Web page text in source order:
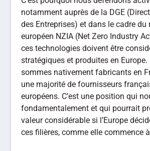
fondamentalement et qui pourrait
valeur considérable si l’Europe
ces filières, comme elle commence
Quelle est votre stratégie en matière
comment se manifeste-t-elle dans
?
Benoit Schmitt –Nous investissons
de notre chiffre d’affaires en R&D,
colossal, la moyenne industrielle se